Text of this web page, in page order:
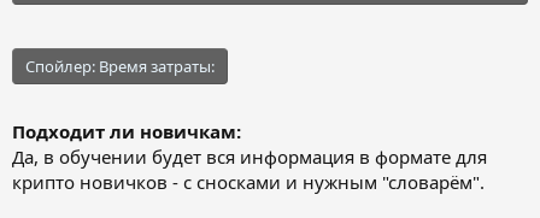
Спойлер: Время затраты:
Подходит ли новичкам:
Да, в обучении будет вся информация в формате для
крипто новичков - с сносками и нужным "словарём".